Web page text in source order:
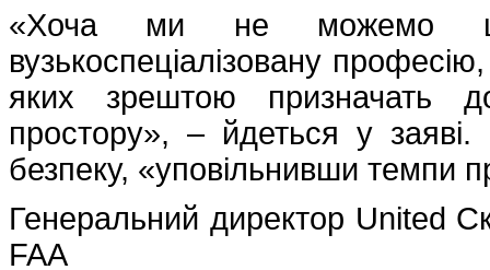
«Хоча ми не можемо
вузькоспеціалізовану
яких зрештою призначать
простору», – йдеться у
безпеку, «уповільнивши темпи
Генеральний директор United
FAA